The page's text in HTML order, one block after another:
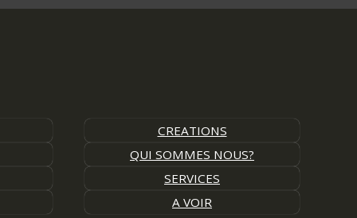
CREATIONS
QUI SOMMES NOUS?
SERVICES
A VOIR